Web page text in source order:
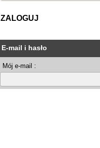
ZALOGUJ
E-mail i hasło
Mój e-mail :